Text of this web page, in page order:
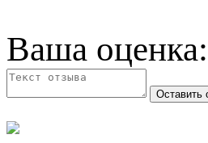
Ваша оценка: